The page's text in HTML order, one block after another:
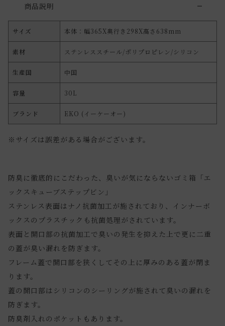
商品説明
サイズ 本体：幅365X奥行き298X高さ638mm
素材 ステンレススチール/ポリプロピレン/シリコン
生産国 中国
容量 30L
ブランド EKO (イーケーオー)
※サイズは誤差がある場合がございます。
防臭に徹底的にこだわった、臭いが気にならないゴミ箱「エ
ックスキューブステップビン」
ステンレス表面はナノ抗菌加工が施されており、インナーボ
ックスのプラスチックも抗菌処理がされています。
表面と開口部の抗菌加工で臭いの発生を抑えた上で更に二重
の蓋が臭い漏れを防ぎます。
フレーム蓋で開口部を狭くしてその上に厚みのある蓋が閉ま
ります。
蓋の開口部はシリコンのシーリングが施されて臭いの漏れを
防ぎます。
防臭剤入れのポケットもあります。